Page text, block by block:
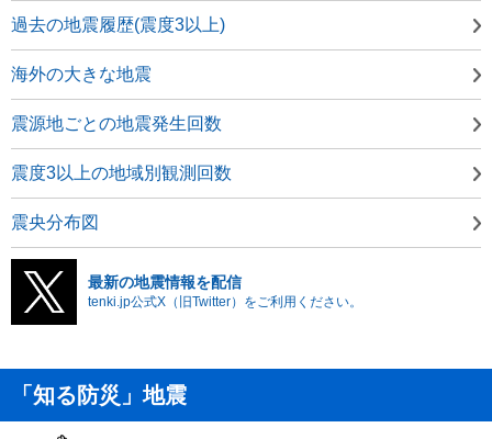
過去の地震履歴(震度3以上)
海外の大きな地震
震源地ごとの地震発生回数
震度3以上の地域別観測回数
震央分布図
最新の地震情報を配信
tenki.jp公式X（旧Twitter）をご利用ください。
「知る防災」地震